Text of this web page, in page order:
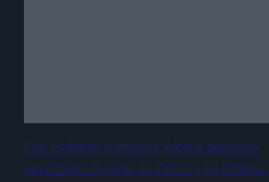
Fire Emblem: Fortune’s Weave presentó
novedades durante su Direct y se estrena